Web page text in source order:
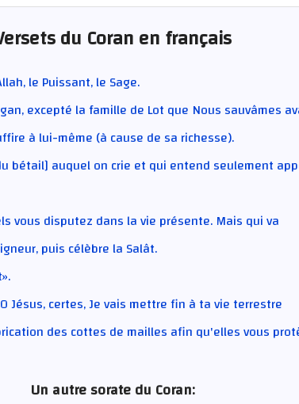
du Coran en français
le Puissant, le Sage.
excepté la famille de Lot que Nous sauvâmes
à lui-même (à cause de sa richesse).
bétail] auquel on crie et qui entend seulement
vous disputez dans la vie présente. Mais qui va
puis célèbre la Salât.
Jésus, certes, Je vais mettre fin à ta vie terrestre
des cottes de mailles afin qu'elles vous
Un autre sorate du Coran: